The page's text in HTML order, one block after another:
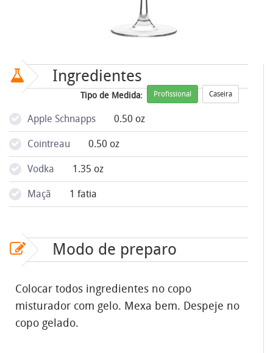
Ingredientes
Tipo de Medida: Profissional Caseira
Apple Schnapps 0.50 oz
Cointreau 0.50 oz
Vodka 1.35 oz
Maçã 1 fatia
Modo de preparo
Colocar todos ingredientes no copo
misturador com gelo. Mexa bem. Despeje no
copo gelado.